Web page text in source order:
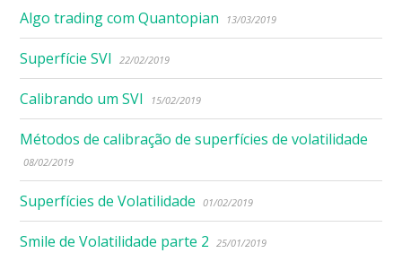
Algo trading com Quantopian 13/03/2019
Superfície SVI 22/02/2019
Calibrando um SVI 15/02/2019
Métodos de calibração de superfícies de volatilidade
08/02/2019
Superfícies de Volatilidade 01/02/2019
Smile de Volatilidade parte 2 25/01/2019